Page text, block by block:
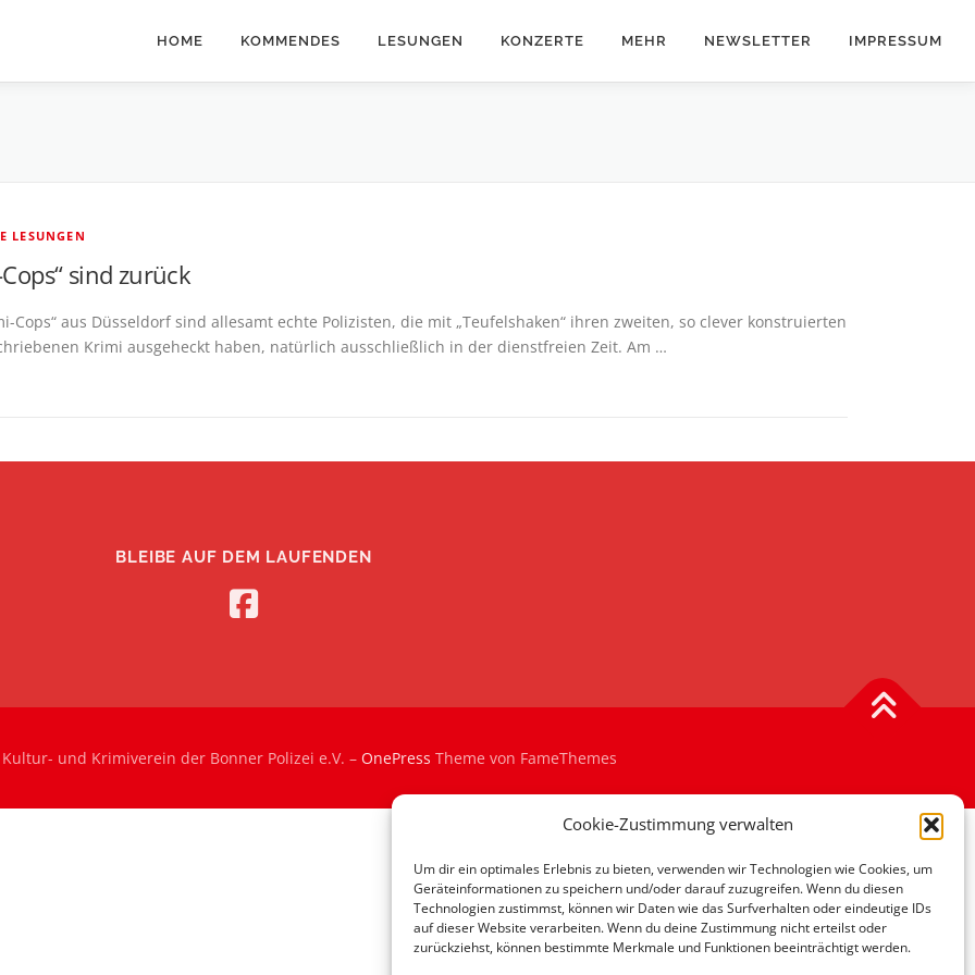
Cookie-Zustimmung verwalten
Um dir ein optimales Erlebnis zu bieten, verwenden wir Technologien wie Cookies, um
Geräteinformationen zu speichern und/oder darauf zuzugreifen. Wenn du diesen
Technologien zustimmst, können wir Daten wie das Surfverhalten oder eindeutige IDs
auf dieser Website verarbeiten. Wenn du deine Zustimmung nicht erteilst oder
zurückziehst, können bestimmte Merkmale und Funktionen beeinträchtigt werden.
HOME KOMMENDES LESUNGEN KONZERTE MEHR NEWSLETTER IMPRESSUM
LESUNGEN
sind zurück
Cops“ aus Düsseldorf sind allesamt echte Polizisten, die mit „Teufelshaken“ ihren zweiten, so clever konstruierten
Krimi ausgeheckt haben, natürlich ausschließlich in der dienstfreien Zeit. Am …
BLEIBE AUF DEM LAUFENDEN
und Krimiverein der Bonner Polizei e.V. – OnePress Theme von FameThemes